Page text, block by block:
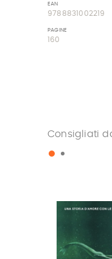
EAN
9788831002219
PAGINE
160
Consigliati